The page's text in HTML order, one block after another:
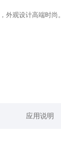
外观设计高端时尚。
应用说明